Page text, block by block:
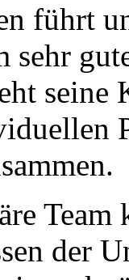
führt
sehr
seine
Team
der